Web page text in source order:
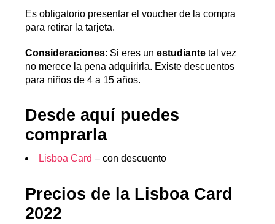
Es obligatorio presentar el voucher de la compra
para retirar la tarjeta.
Consideraciones: Si eres unestudiante tal vez
no merece la pena adquirirla. Existe descuentos
para niños de 4 a 15 años.
Desde aquí puedes
comprarla
Lisboa Card – con descuento
Precios de la Lisboa Card
2022